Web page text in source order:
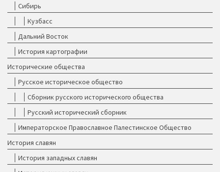
Сибирь
Кузбасс
Дальний Восток
История картографии
Исторические общества
Русское историческое общество
Сборник русского исторического общества
Русский исторический сборник
Императорское Православное Палестинское Общество
История славян
История западных славян